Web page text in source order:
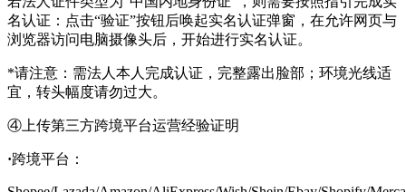
名认证：点击“验证”按钮后唤起实名认证弹窗，在允许网页与
浏览器访问电脑摄像头后，开始进行实名认证。
*请注意：需法人本人完成认证，完整露出脸部；环境光线适
宜，转头幅度请勿过大。
④ 上传第三方跨境平台运营经验证明
·跨境平台：